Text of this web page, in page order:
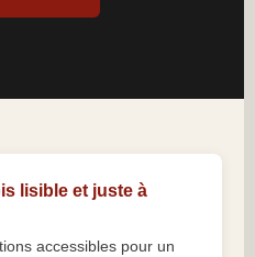
lisible et juste à
accessibles pour un